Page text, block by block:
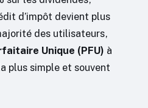
d’impôt devient plus
des utilisateurs,
Unique (PFU) à
plus simple et souvent